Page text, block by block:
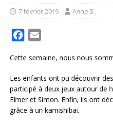
7 février 2019 Anne S.
c
b
o
o
a
l
Cette semaine, nous nous
Les enfants ont pu découvrir
participé à deux jeux autour de
Elmer et Simon. Enfin, ils ont
grâce à un kamishibai.